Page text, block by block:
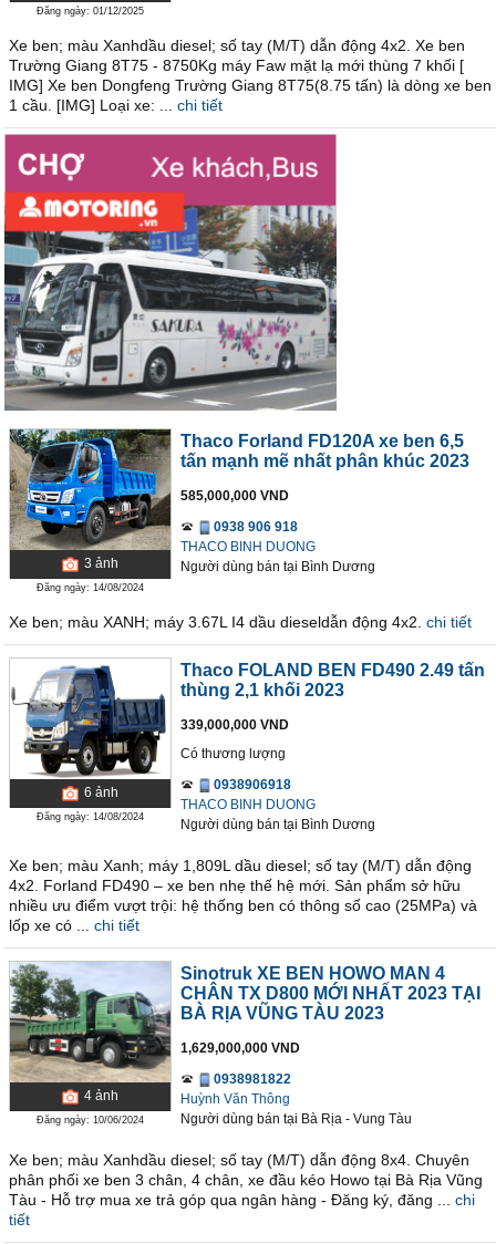
Đăng ngày: 01/12/2025
Xe ben; màu Xanhdầu diesel; số tay (M/T) dẫn động 4x2. Xe ben
Trường Giang 8T75 - 8750Kg máy Faw mặt lạ mới thùng 7 khối [​
IMG] Xe ben Dongfeng Trường Giang 8T75(8.75 tấn) là dòng xe ben
1 cầu. [​IMG] Loại xe: ...
chi tiết
3 ảnh
Đăng ngày: 14/08/2024
Thaco Forland FD120A xe ben 6,5
tấn mạnh mẽ nhất phân khúc 2023
585,000,000 VND
0938 906 918
THACO BINH DUONG
Người dùng bán tại Bình Dương
Xe ben; màu XANH; máy 3.67L I4 dầu dieseldẫn động 4x2. chi tiết
6 ảnh
Đăng ngày: 14/08/2024
Thaco FOLAND BEN FD490 2.49 tấn
thùng 2,1 khối 2023
339,000,000 VND
Có thương lượng
0938906918
THACO BINH DUONG
Người dùng bán tại Bình Dương
Xe ben; màu Xanh; máy 1,809L dầu diesel; số tay (M/T) dẫn động
4x2. Forland FD490 – xe ben nhẹ thế hệ mới. Sản phẩm sở hữu
nhiều ưu điểm vượt trội: hệ thống ben có thông số cao (25MPa) và
lốp xe có ...
chi tiết
4 ảnh
Đăng ngày: 10/06/2024
Sinotruk XE BEN HOWO MAN 4
CHÂN TX D800 MỚI NHẤT 2023 TẠI
BÀ RỊA VŨNG TÀU 2023
1,629,000,000 VND
0938981822
Huỳnh Văn Thông
Người dùng bán tại Bà Rịa - Vung Tàu
Xe ben; màu Xanhdầu diesel; số tay (M/T) dẫn động 8x4. Chuyên
phân phối xe ben 3 chân, 4 chân, xe đầu kéo Howo tại Bà Rịa Vũng
Tàu - Hỗ trợ mua xe trả góp qua ngân hàng - Đăng ký, đăng ...
chi
tiết